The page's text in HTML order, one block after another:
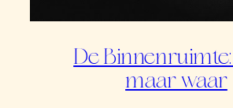
De
maar waar